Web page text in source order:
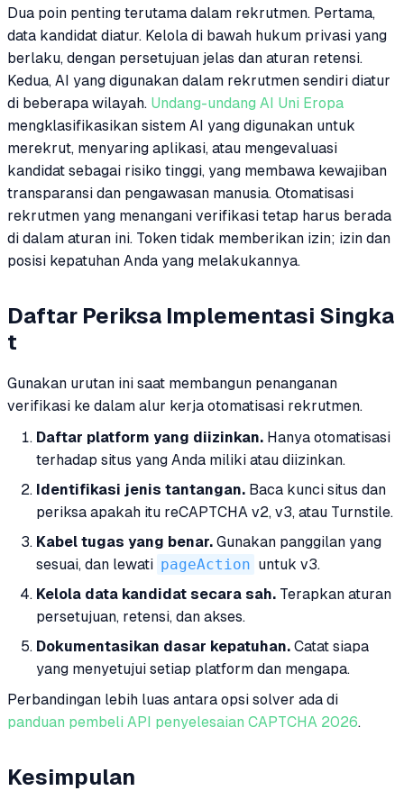
Dua poin penting terutama dalam rekrutmen. Pertama,
data kandidat diatur. Kelola di bawah hukum privasi yang
berlaku, dengan persetujuan jelas dan aturan retensi.
Kedua, AI yang digunakan dalam rekrutmen sendiri diatur
di beberapa wilayah. Undang-undang AI Uni Eropa
mengklasifikasikan sistem AI yang digunakan untuk
merekrut, menyaring aplikasi, atau mengevaluasi
kandidat sebagai risiko tinggi, yang membawa kewajiban
transparansi dan pengawasan manusia. Otomatisasi
rekrutmen yang menangani verifikasi tetap harus berada
di dalam aturan ini. Token tidak memberikan izin; izin dan
posisi kepatuhan Anda yang melakukannya.
Daftar Periksa Implementasi Singka
t
Gunakan urutan ini saat membangun penanganan
verifikasi ke dalam alur kerja otomatisasi rekrutmen.
Daftar platform yang diizinkan. Hanya otomatisasi
terhadap situs yang Anda miliki atau diizinkan.
Identifikasi jenis tantangan. Baca kunci situs dan
periksa apakah itu reCAPTCHA v2, v3, atau Turnstile.
Kabel tugas yang benar. Gunakan panggilan yang
sesuai, dan lewati pageAction untuk v3.
Kelola data kandidat secara sah. Terapkan aturan
persetujuan, retensi, dan akses.
Dokumentasikan dasar kepatuhan. Catat siapa
yang menyetujui setiap platform dan mengapa.
Perbandingan lebih luas antara opsi solver ada di
panduan pembeli API penyelesaian CAPTCHA 2026.
Kesimpulan